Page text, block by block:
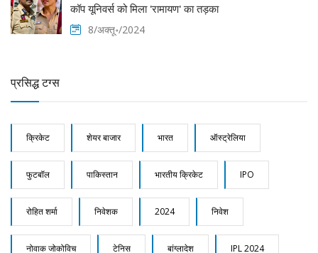
कॉप यूनिवर्स को मिला 'रामायण' का तड़का
8/अक्तू॰/2024
प्रसिद्ध टग्स
क्रिकेट शेयर बाजार भारत ऑस्ट्रेलिया
फुटबॉल पाकिस्तान भारतीय क्रिकेट IPO
रोहित शर्मा निवेशक 2024 निवेश
नोवाक जोकोविच टेनिस बांग्लादेश IPL 2024